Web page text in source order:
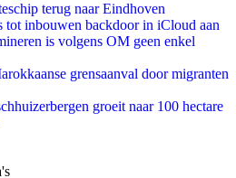
terug naar Eindhoven
tot inbouwen backdoor in iCloud aan
is volgens OM geen enkel
grensaanval door migranten
groeit naar 100 hectare